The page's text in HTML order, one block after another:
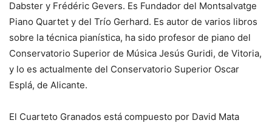
Dabster y Frédéric Gevers. Es Fundador del Montsalvatge
Piano Quartet y del Trío Gerhard. Es autor de varios libros
sobre la técnica pianística, ha sido profesor de piano del
Conservatorio Superior de Música Jesús Guridi, de Vitoria,
y lo es actualmente del Conservatorio Superior Oscar
Esplá, de Alicante.
El Cuarteto Granados está compuesto por David Mata